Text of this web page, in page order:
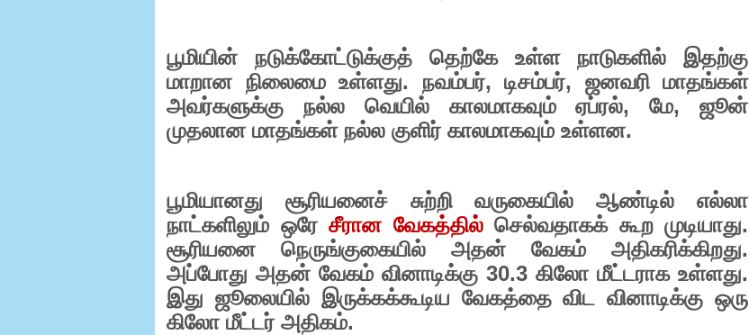
பூமியின் நடுக்கோட்டுக்குத் தெற்கே உள்ள நாடுகளில் இதற்கு
மாறான நிலைமை உள்ளது. நவம்பர், டிசம்பர், ஜனவரி மாதங்கள்
அவர்களுக்கு நல்ல வெயில் காலமாகவும் ஏப்ரல்,மே,ஜூன்
முதலான மாதங்கள் நல்ல குளிர் காலமாகவும் உள்ளன.
பூமியானது சூரியனைச் சுற்றி வருகையில் ஆண்டில் எல்லா
நாட்களிலும் ஒரே சீரான வேகத்தில் செல்வதாகக் கூற முடியாது.
சூரியனை நெருங்குகையில் அதன் வேகம் அதிகரிக்கிறது.
அப்போது அதன் வேகம் வினாடிக்கு 30.3 கிலோ மீட்டராக உள்ளது.
இது ஜூலையில் இருக்கக்கூடிய வேகத்தை விட வினாடிக்கு ஒரு
கிலோ மீட்டர் அதிகம்.